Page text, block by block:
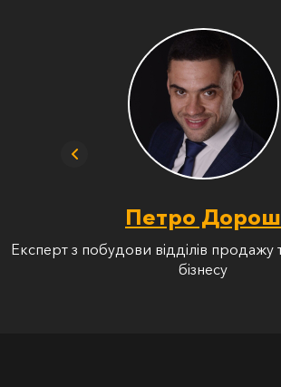
Петро Дорош
Експерт з побудови відділів продажу
бізнесу